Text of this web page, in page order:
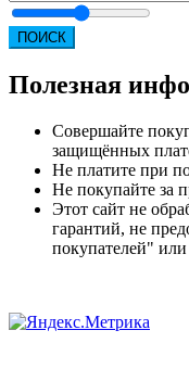
ПОИСК
Полезная
Совершайте
защищённых
Не платите при
Не покупайте за
Этот сайт не
гарантий, не
покупателей"